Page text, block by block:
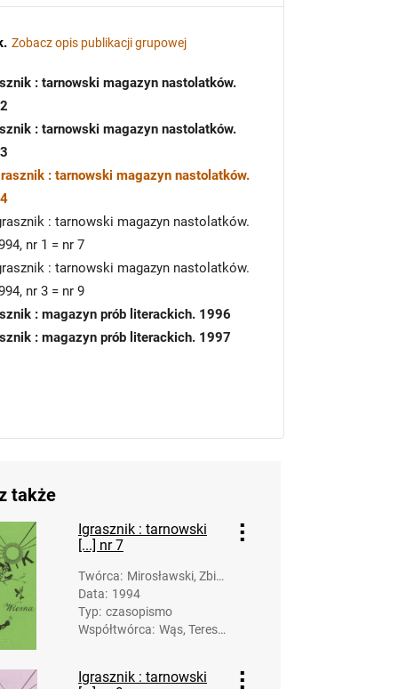
. Zobacz opis publikacji grupowej
: tarnowski magazyn nastolatków.
: tarnowski magazyn nastolatków.
: tarnowski magazyn nastolatków.
: tarnowski magazyn nastolatków.
nr 1 = nr 7
: tarnowski magazyn nastolatków.
nr 3 = nr 9
: magazyn prób literackich. 1996
: magazyn prób literackich. 1997
także
Igrasznik : tarnowski
[...] nr 7
Twórca: Mirosławski, Zbig
niew (1958-). Opr
acowanie
Data: 1994
Typ: czasopismo
Współtwórca: Wąs, Teres
Igrasznik : tarnowski